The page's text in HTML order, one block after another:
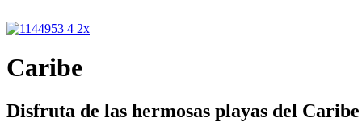
Caribe
Disfruta de las hermosas playas del Caribe